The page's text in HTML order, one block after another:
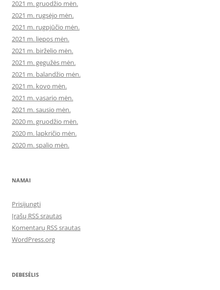
2021 m. gruodžio mėn.
2021 m. rugsėjo mėn.
2021 m. rugpjūčio mėn.
2021 m. liepos mėn.
2021 m. birželio mėn.
2021 m. gegužės mėn.
2021 m. balandžio mėn.
2021 m. kovo mėn.
2021 m. vasario mėn.
2021 m. sausio mėn.
2020 m. gruodžio mėn.
2020 m. lapkričio mėn.
2020 m. spalio mėn.
NAMAI
Prisijungti
Įrašų RSS srautas
Komentarų RSS srautas
WordPress.org
DEBESĖLIS